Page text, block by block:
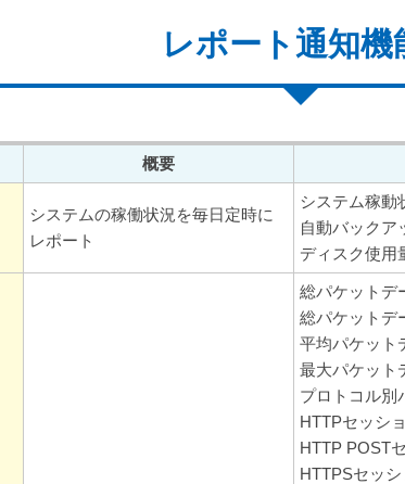
レポート通知機
概要
システムの稼働状況を毎日定時に
レポート
システム稼動
自動バックア
ディスク使用
総パケットデ
総パケットデ
平均パケット
最大パケット
プロトコル別
HTTPセッシ
HTTP POST
HTTPSセッ